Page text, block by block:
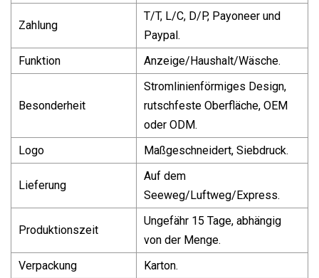
Zahlung
T/T, L/C, D/P, Payoneer und
Paypal.
Funktion
Anzeige/Haushalt/Wäsche.
Besonderheit
Stromlinienförmiges Design,
rutschfeste Oberfläche, OEM
oder ODM.
Logo
Maßgeschneidert, Siebdruck.
Lieferung
Auf dem
Seeweg/Luftweg/Express.
Produktionszeit
Ungefähr 15 Tage, abhängig
von der Menge.
Verpackung
Karton.